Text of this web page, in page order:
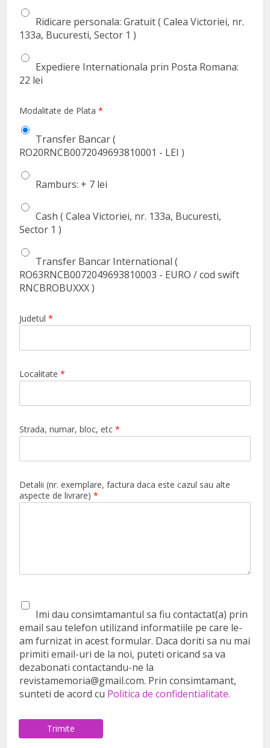
Ridicare personala: Gratuit ( Calea Victoriei, nr.
133a, Bucuresti, Sector 1 )
Expediere Internationala prin Posta Romana:
22 lei
Modalitate de Plata*
Transfer Bancar (
RO20RNCB0072049693810001 - LEI )
Ramburs: + 7 lei
Cash ( Calea Victoriei, nr. 133a, Bucuresti,
Sector 1 )
Transfer Bancar International (
RO63RNCB0072049693810003 - EURO / cod swift
RNCBROBUXXX )
Judetul*
Localitate*
Strada, numar, bloc, etc*
Detalii (nr. exemplare, factura daca este cazul sau alte
aspecte de livrare)*
Imi dau consimtamantul sa fiu contactat(a) prin
email sau telefon utilizand informatiile pe care le-
am furnizat in acest formular. Daca doriti sa nu mai
primiti email-uri de la noi, puteti oricand sa va
dezabonati contactandu-ne la
revistamemoria@gmail.com. Prin consimtamant,
sunteti de acord cu Politica de confidentialitate.
Trimite